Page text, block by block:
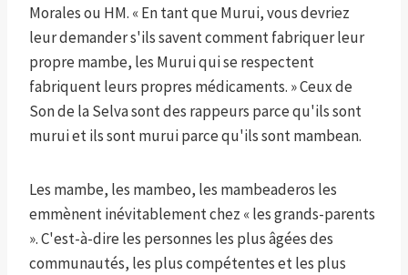
Morales ou HM. « En tant que Murui, vous devriez
leur demander s'ils savent comment fabriquer leur
propre mambe, les Murui qui se respectent
fabriquent leurs propres médicaments. » Ceux de
Son de la Selva sont des rappeurs parce qu'ils sont
murui et ils sont murui parce qu'ils sont mambean.
Les mambe, les mambeo, les mambeaderos les
emmènent inévitablement chez « les grands-parents
». C'est-à-dire les personnes les plus âgées des
communautés, les plus compétentes et les plus